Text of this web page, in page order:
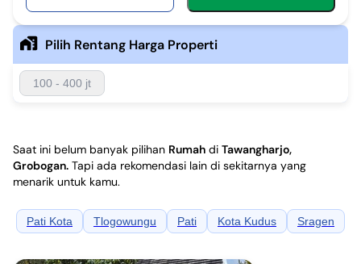
Pilih Rentang Harga Properti
100 - 400 jt
Saat ini belum banyak pilihan Rumah di Tawangharjo,
Grobogan. Tapi ada rekomendasi lain di sekitarnya yang
menarik untuk kamu.
Pati Kota Tlogowungu Pati Kota Kudus Sragen